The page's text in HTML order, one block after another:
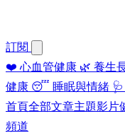
訂閱
❤️ 心血管健康 🌿 養生
健康 😴 睡眠與情緒 🩺
首頁全部文章主題影片
頻道